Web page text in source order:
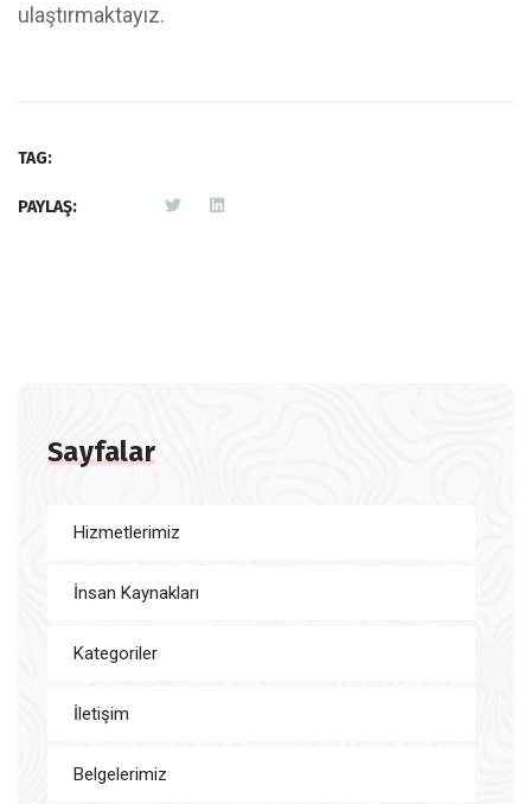
ulaştırmaktayız.
TAG:
PAYLAŞ:
Sayfalar
Hizmetlerimiz
İnsan Kaynakları
Kategoriler
İletişim
Belgelerimiz